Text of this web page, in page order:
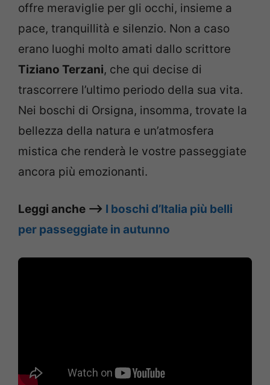
offre meraviglie per gli occhi, insieme a
pace, tranquillità e silenzio. Non a caso
erano luoghi molto amati dallo scrittore
Tiziano Terzani, che qui decise di
trascorrere l’ultimo periodo della sua vita.
Nei boschi di Orsigna, insomma, trovate la
bellezza della natura e un’atmosfera
mistica che renderà le vostre passeggiate
ancora più emozionanti.
Leggi anche –> I boschi d’Italia più belli
per passeggiate in autunno